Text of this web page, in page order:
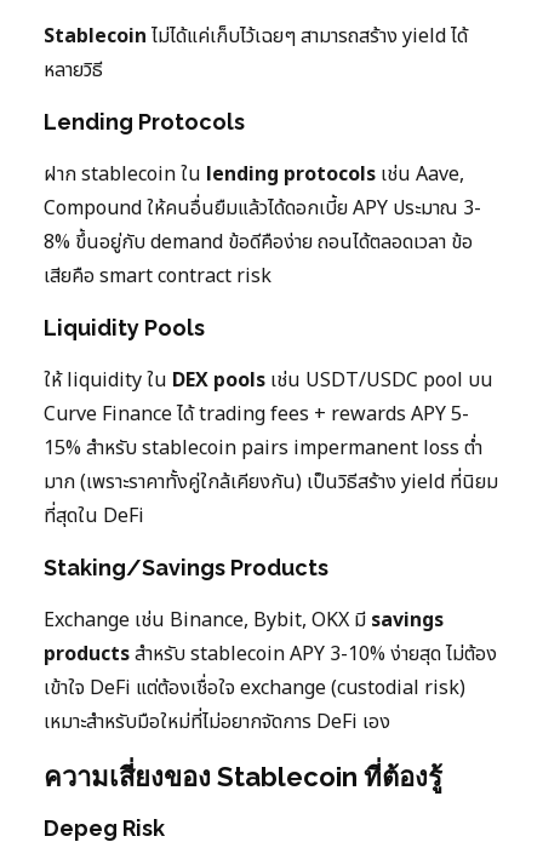
Stablecoin ไม่ได้แค่เก็บไว้เฉยๆ สามารถสร้าง yield ได้
หลายวิธี
Lending Protocols
ฝาก stablecoin ใน lending protocols เช่น Aave,
Compound ให้คนอื่นยืมแล้วได้ดอกเบี้ย APY ประมาณ 3-
8% ขึ้นอยู่กับ demand ข้อดีคือง่าย ถอนได้ตลอดเวลา ข้อ
เสียคือ smart contract risk
Liquidity Pools
ให้ liquidity ใน DEX pools เช่น USDT/USDC pool บน
Curve Finance ได้ trading fees + rewards APY 5-
15% สำหรับ stablecoin pairs impermanent loss ต่ำ
มาก (เพราะราคาทั้งคู่ใกล้เคียงกัน) เป็นวิธีสร้าง yield ที่นิยม
ที่สุดใน DeFi
Staking/Savings Products
Exchange เช่น Binance, Bybit, OKX มี savings
productsสำหรับ stablecoin APY 3-10% ง่ายสุด ไม่ต้อง
เข้าใจ DeFi แต่ต้องเชื่อใจ exchange (custodial risk)
เหมาะสำหรับมือใหม่ที่ไม่อยากจัดการ DeFi เอง
ความเสี่ยงของ Stablecoin ที่ต้องรู้
Depeg Risk